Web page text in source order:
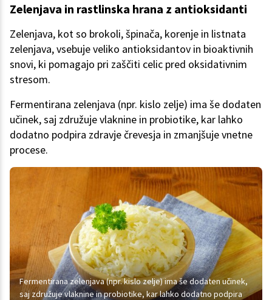
Zelenjava in rastlinska hrana z antioksidanti
Zelenjava, kot so brokoli, špinača, korenje in listnata
zelenjava, vsebuje veliko antioksidantov in bioaktivnih
snovi, ki pomagajo pri zaščiti celic pred oksidativnim
stresom.
Fermentirana zelenjava (npr. kislo zelje) ima še dodaten
učinek, saj združuje vlaknine in probiotike, kar lahko
dodatno podpira zdravje črevesja in zmanjšuje vnetne
procese.
Fermentirana zelenjava (npr. kislo zelje) ima še dodaten učinek,
saj združuje vlaknine in probiotike, kar lahko dodatno podpira